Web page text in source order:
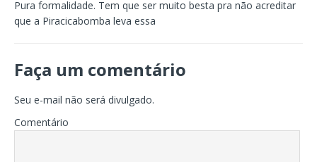
Pura formalidade. Tem que ser muito besta pra não acreditar
que a Piracicabomba leva essa
Faça um comentário
Seu e-mail não será divulgado.
Comentário